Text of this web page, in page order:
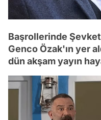
Başrollerinde
Genco Özak'ın yer
dün akşam yayın